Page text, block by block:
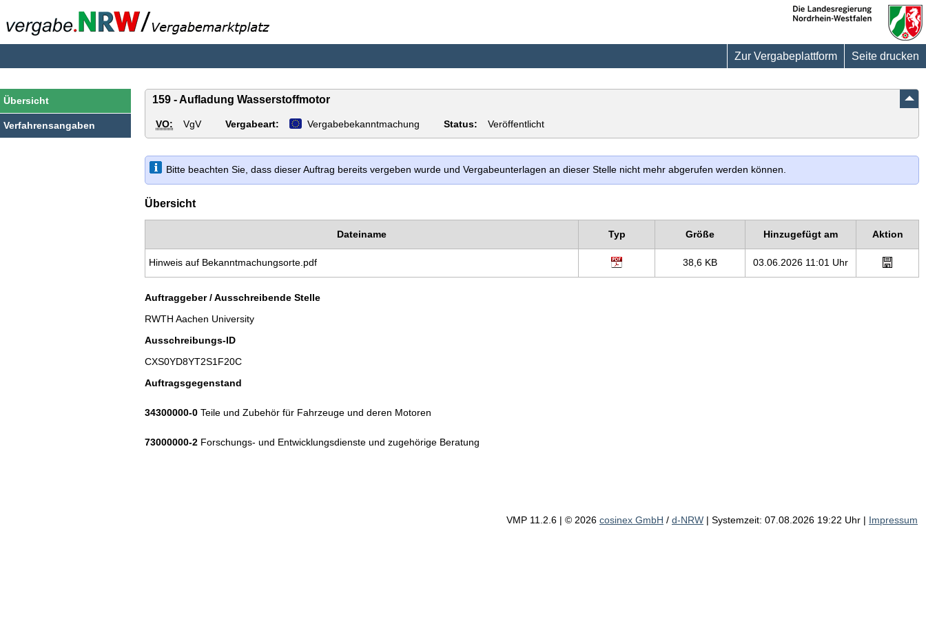
Die
Landesregierung
Zur Vergabeplattform Seite drucken
Übersicht
Verfahrensangaben
159 - Aufladung Wasserstoffmotor
VO: VgV Vergabeart: Vergabebekanntmachung Status: Veröffentlicht
Bitte beachten Sie, dass dieser Auftrag bereits vergeben wurde und Vergabeunterlagen an dieser Stelle nicht mehr abgerufen werden können.
Übersicht
Dateiname Typ Größe Hinzugefügt am Aktion
Hinweis auf Bekanntmachungsorte.pdf 38,6 KB 03.06.2026 11:01 Uhr
Auftraggeber / Ausschreibende Stelle
RWTH Aachen University
Ausschreibungs-ID
CXS0YD8YT2S1F20C
Auftragsgegenstand
34300000-0 Teile und Zubehör für Fahrzeuge und deren Motoren
73000000-2 Forschungs- und Entwicklungsdienste und zugehörige Beratung
VMP 11.2.6 | © 2026 cosinex GmbH / d-NRW | Systemzeit: 07.08.2026 19:22 Uhr | Impressum